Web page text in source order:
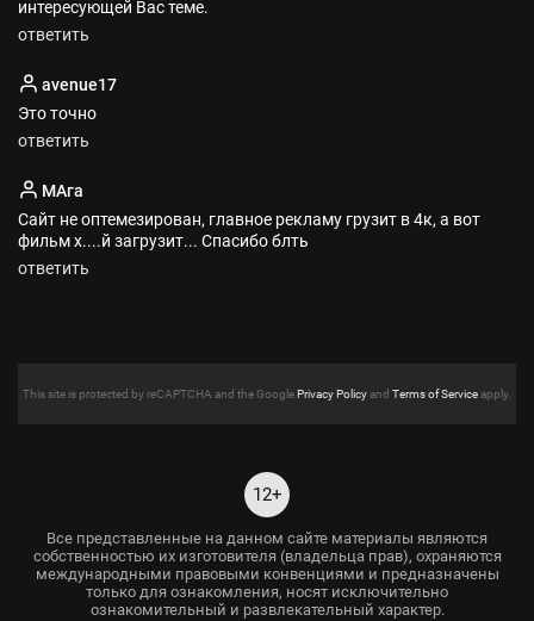
интересующей Вас теме.
ответить
avenue17
Это точно
ответить
МАга
Сайт не оптемезирован, главное рекламу грузит в 4к, а вот
фильм х....й загрузит... Спасибо блть
ответить
This site is protected by reCAPTCHA and the Google Privacy Policyand Terms of Serviceapply.
12+
Все представленные на данном сайте материалы являются
собственностью их изготовителя (владельца прав), охраняются
международными правовыми конвенциями и предназначены
только для ознакомления, носят исключительно
ознакомительный и развлекательный характер.